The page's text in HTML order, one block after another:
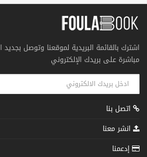
اشترك بالقائمة البريدية لموقعنا وتوصل
مباشرة على بريدك الإلكتروني
اتصل بنا
انشر معنا
إدعمنا